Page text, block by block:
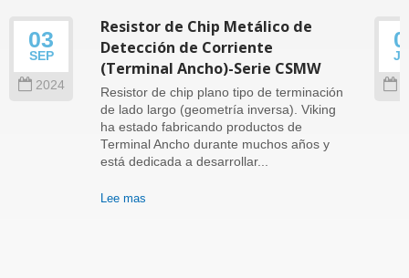
03
SEP
2024
Resistor de Chip Metálico de
Detección de Corriente
(Terminal Ancho)-Serie CSMW
Resistor de chip plano tipo de terminación
de lado largo (geometría inversa). Viking
ha estado fabricando productos de
Terminal Ancho durante muchos años y
está dedicada a desarrollar...
Lee mas